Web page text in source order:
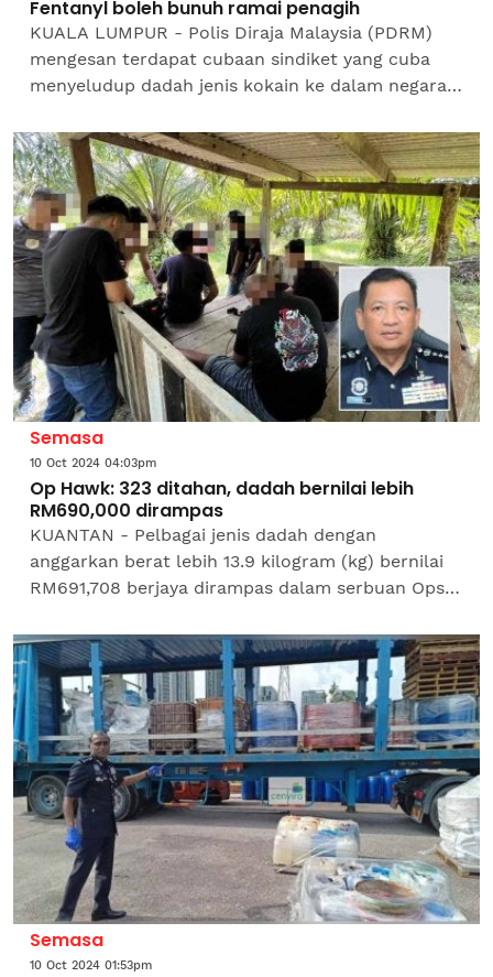
Fentanyl boleh bunuh ramai penagih
KUALA LUMPUR - Polis Diraja Malaysia (PDRM)
mengesan terdapat cubaan sindiket yang cuba
menyeludup dadah jenis kokain ke dalam negara.
(JSJN) PDRM berjaya...
Semasa
10 Oct 2024 04:03pm
Op Hawk: 323 ditahan, dadah bernilai lebih
RM690,000 dirampas
KUANTAN - Pelbagai jenis dadah dengan
anggarkan berat lebih 13.9 kilogram (kg) bernilai
RM691,708 berjaya dirampas dalam serbuan Ops
Yahaya Othman...
Semasa
10 Oct 2024 01:53pm